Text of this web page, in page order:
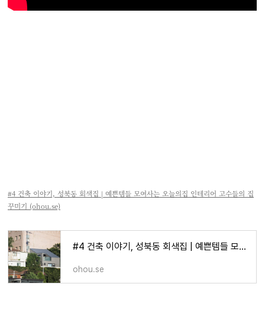
#4 건축 이야기, 성북동 회색집 | 예쁜템들 모여사는 오늘의집 인테리어 고수들의 집
꾸미기 (ohou.se)
#4 건축 이야기, 성북동 회색집 | 예쁜템들 모여사는 오늘의집 인테리어 고수들의 집꾸미기
ohou.se